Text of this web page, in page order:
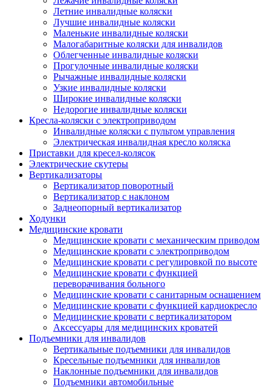
Летние инвалидные коляски
Лучшие инвалидные коляски
Маленькие инвалидные коляски
Малогабаритные коляски для инвалидов
Облегченные инвалидные коляски
Прогулочные инвалидные коляски
Рычажные инвалидные коляски
Узкие инвалидные коляски
Широкие инвалидные коляски
Недорогие инвалидные коляски
Кресла-коляски с электроприводом
Инвалидные коляски с пультом управления
Электрическая инвалидная кресло коляска
Приставки для кресел-колясок
Электрические скутеры
Вертикализаторы
Вертикализатор поворотный
Вертикализатор с наклоном
Заднеопорный вертикализатор
Ходунки
Медицинские кровати
Медицинские кровати с механическим приводом
Медицинские кровати с электроприводом
Медицинские кровати с регулировкой по высоте
Медицинские кровати с функцией
переворачивания больного
Медицинские кровати с санитарным оснащением
Медицинские кровати с функцией кардиокресло
Медицинские кровати с вертикализатором
Аксессуары для медицинских кроватей
Подъемники для инвалидов
Вертикальные подъемники для инвалидов
Кресельные подъемники для инвалидов
Наклонные подъемники для инвалидов
Подъемники автомобильные